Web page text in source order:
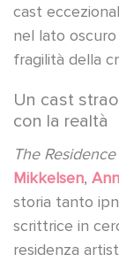
cast
nel lato
fragilità della
Un cast
con la realtà
The Residence
Mikkelsen,
storia tanto
scrittrice in
residenza